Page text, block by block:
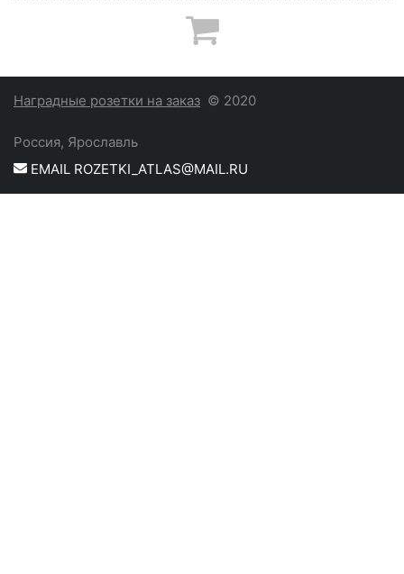
Наградные розетки на заказ © 2020
Россия, Ярославль
EMAIL ROZETKI_ATLAS@MAIL.RU